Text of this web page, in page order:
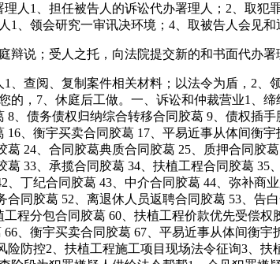
1、担任被告人的诉讼代办署理人；2、取犯
、领会研究一审讯决环境；4、取被告人会见和
说；受人之托，向法院提交新的和书面代办署
查阅、复制案件相关材料；以法令为盾，2、
，7、休庭后工做。一、诉讼和仲裁营业1、
、债务债权归纳综合转移合同胶葛 9、债权插
、衡宇买卖合同胶葛 17、平易近事从体间衡
24、合同胶葛典质合同胶葛 25、质押合同胶
33、承揽合同胶葛 34、扶植工程合同胶葛 35
丁纪合同胶葛 43、中介合同胶葛 44、弥补商
同胶葛 52、离退休人员返聘合同胶葛 53、告白
程分包合同胶葛 60、扶植工程价款优先受偿权
、衡宇买卖合同胶葛 67、平易近事从体间衡
防控2、扶植工程施工项目现场法令征询3、